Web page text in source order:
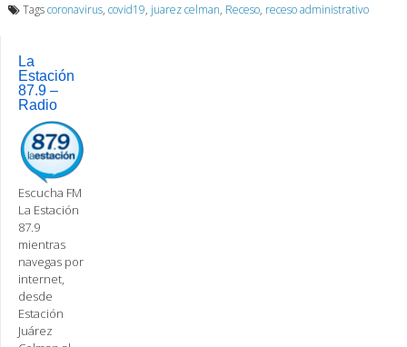
Tagscoronavirus, covid19, juarez celman, Receso, receso administrativo
La
Estación
87.9 –
Radio
Escucha FM
La Estación
87.9
mientras
navegas por
internet,
desde
Estación
Juárez